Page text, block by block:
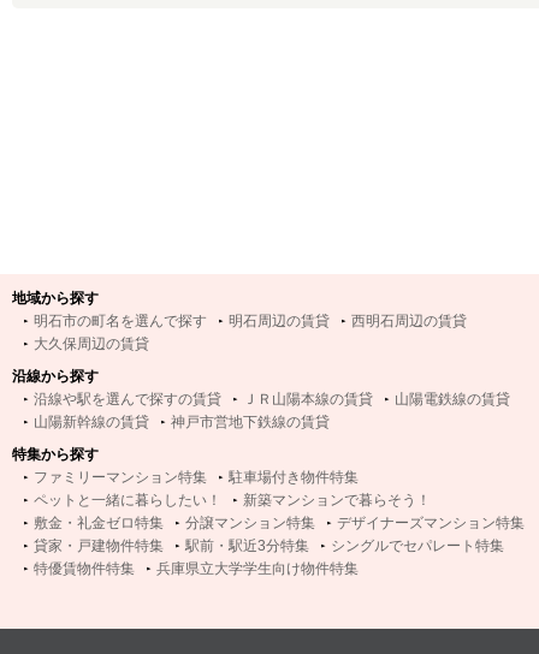
地域から探す
明石市の町名を選んで探す
明石周辺の賃貸
西明石周辺の賃貸
大久保周辺の賃貸
沿線から探す
沿線や駅を選んで探すの賃貸
ＪＲ山陽本線の賃貸
山陽電鉄線の賃貸
山陽新幹線の賃貸
神戸市営地下鉄線の賃貸
特集から探す
ファミリーマンション特集
駐車場付き物件特集
ペットと一緒に暮らしたい！
新築マンションで暮らそう！
敷金・礼金ゼロ特集
分譲マンション特集
デザイナーズマンション特集
貸家・戸建物件特集
駅前・駅近3分特集
シングルでセパレート特集
特優賃物件特集
兵庫県立大学学生向け物件特集